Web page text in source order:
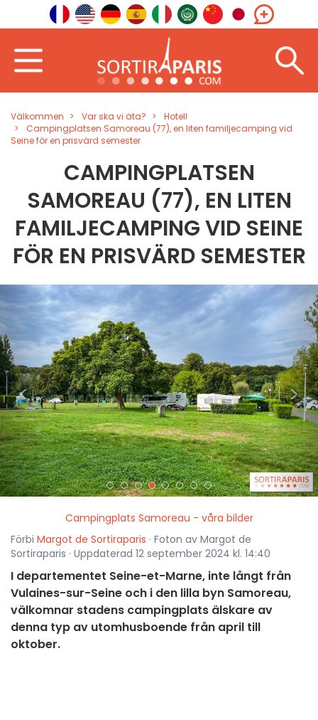
Välkommen Var ska vi äta?
Hotell
Campingplatsen Samoreau (77), en liten familjecamping vid
Seine för en prisvärd semester
CAMPINGPLATSEN
SAMOREAU (77), EN LITEN
FAMILJECAMPING VID SEINE
FÖR EN PRISVÄRD SEMESTER
< >
Campingplats Samoreau - våra bilder
Förbi Margot de Sortiraparis · Foton av Margot de
Sortiraparis · Uppdaterad 12 september 2024 kl. 14:40
I departementet Seine-et-Marne, inte långt från
Vulaines-sur-Seine och i den lilla byn Samoreau,
välkomnar stadens campingplats älskare av
denna typ av utomhusboende från april till
oktober.